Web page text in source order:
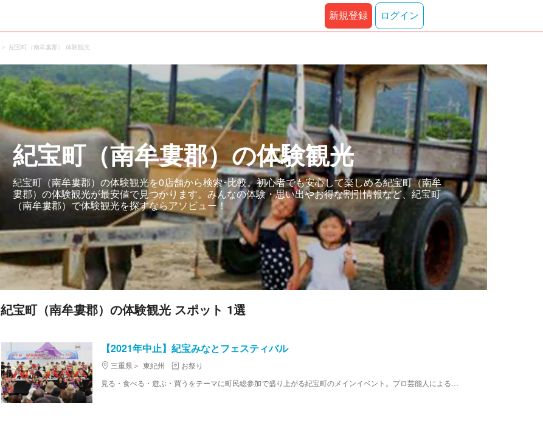
新規登録 ログイン
紀宝町（南牟婁郡） 体験観光
紀宝町（南牟婁郡）の体験観光
紀宝町（南牟婁郡）の体験観光を0店舗から検索･比較。初心者でも安心して楽しめる紀宝町（南牟
婁郡）の体験観光が最安値で見つかります。みんなの体験・思い出やお得な割引情報など、紀宝町
（南牟婁郡）で体験観光を探すならアソビュー！
紀宝町（南牟婁郡）の体験観光 スポット 1選
【2021年中止】紀宝みなとフェスティバル
三重県 東紀州
お祭り